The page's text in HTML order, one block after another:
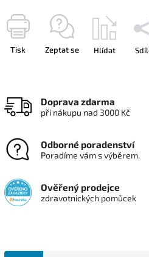
Tisk Zeptat se Hlídat
Doprava zdarma
při nákupu nad 3000 Kč
Odborné poradenství
Poradíme vám s výběrem.
Ověřený prodejce
zdravotnických pomůcek